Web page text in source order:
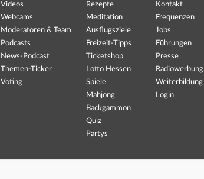
Videos
Webcams
Moderatoren & Team
Podcasts
News-Podcast
Themen-Ticker
Voting
Rezepte
Meditation
Ausflugsziele
Freizeit-Tipps
Ticketshop
Lotto Hessen
Spiele
Mahjong
Backgammon
Quiz
Partys
Kontakt
Frequenzen
Jobs
Führungen
Presse
Radiowerbung
Weiterbildung
Login